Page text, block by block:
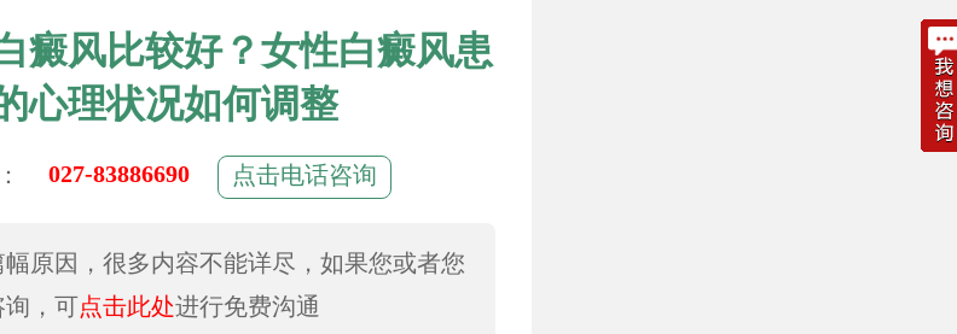
癜风比较好？女性白癜风患
心理状况如何调整
027-83886690 点击电话咨询
幅原因，很多内容不能详尽，如果您或者您
询，可点击此处进行免费沟通